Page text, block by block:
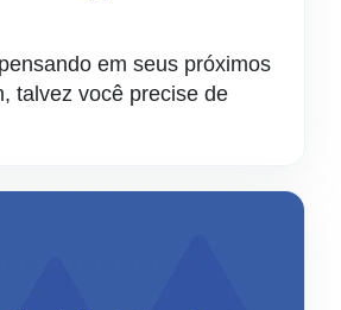
em seus próximos
talvez você precise de